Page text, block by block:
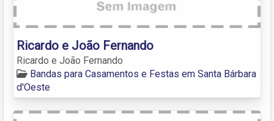
Ricardo e João Fernando
Ricardo e João Fernando
Bandas para Casamentos e Festas em Santa Bárbara
d'Oeste